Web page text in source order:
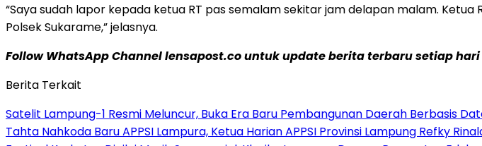
“Saya sudah lapor kepada ketua RT pas semalam sekitar jam delapan malam.
Polsek Sukarame,” jelasnya.
Follow WhatsApp Channel lensapost.co untuk update berita terbaru setiap hari
Berita Terkait
Satelit Lampung-1 Resmi Meluncur, Buka Era Baru Pembangunan Daerah Berbasis
Tahta Nahkoda Baru APPSI Lampura, Ketua Harian APPSI Provinsi Lampung Refky